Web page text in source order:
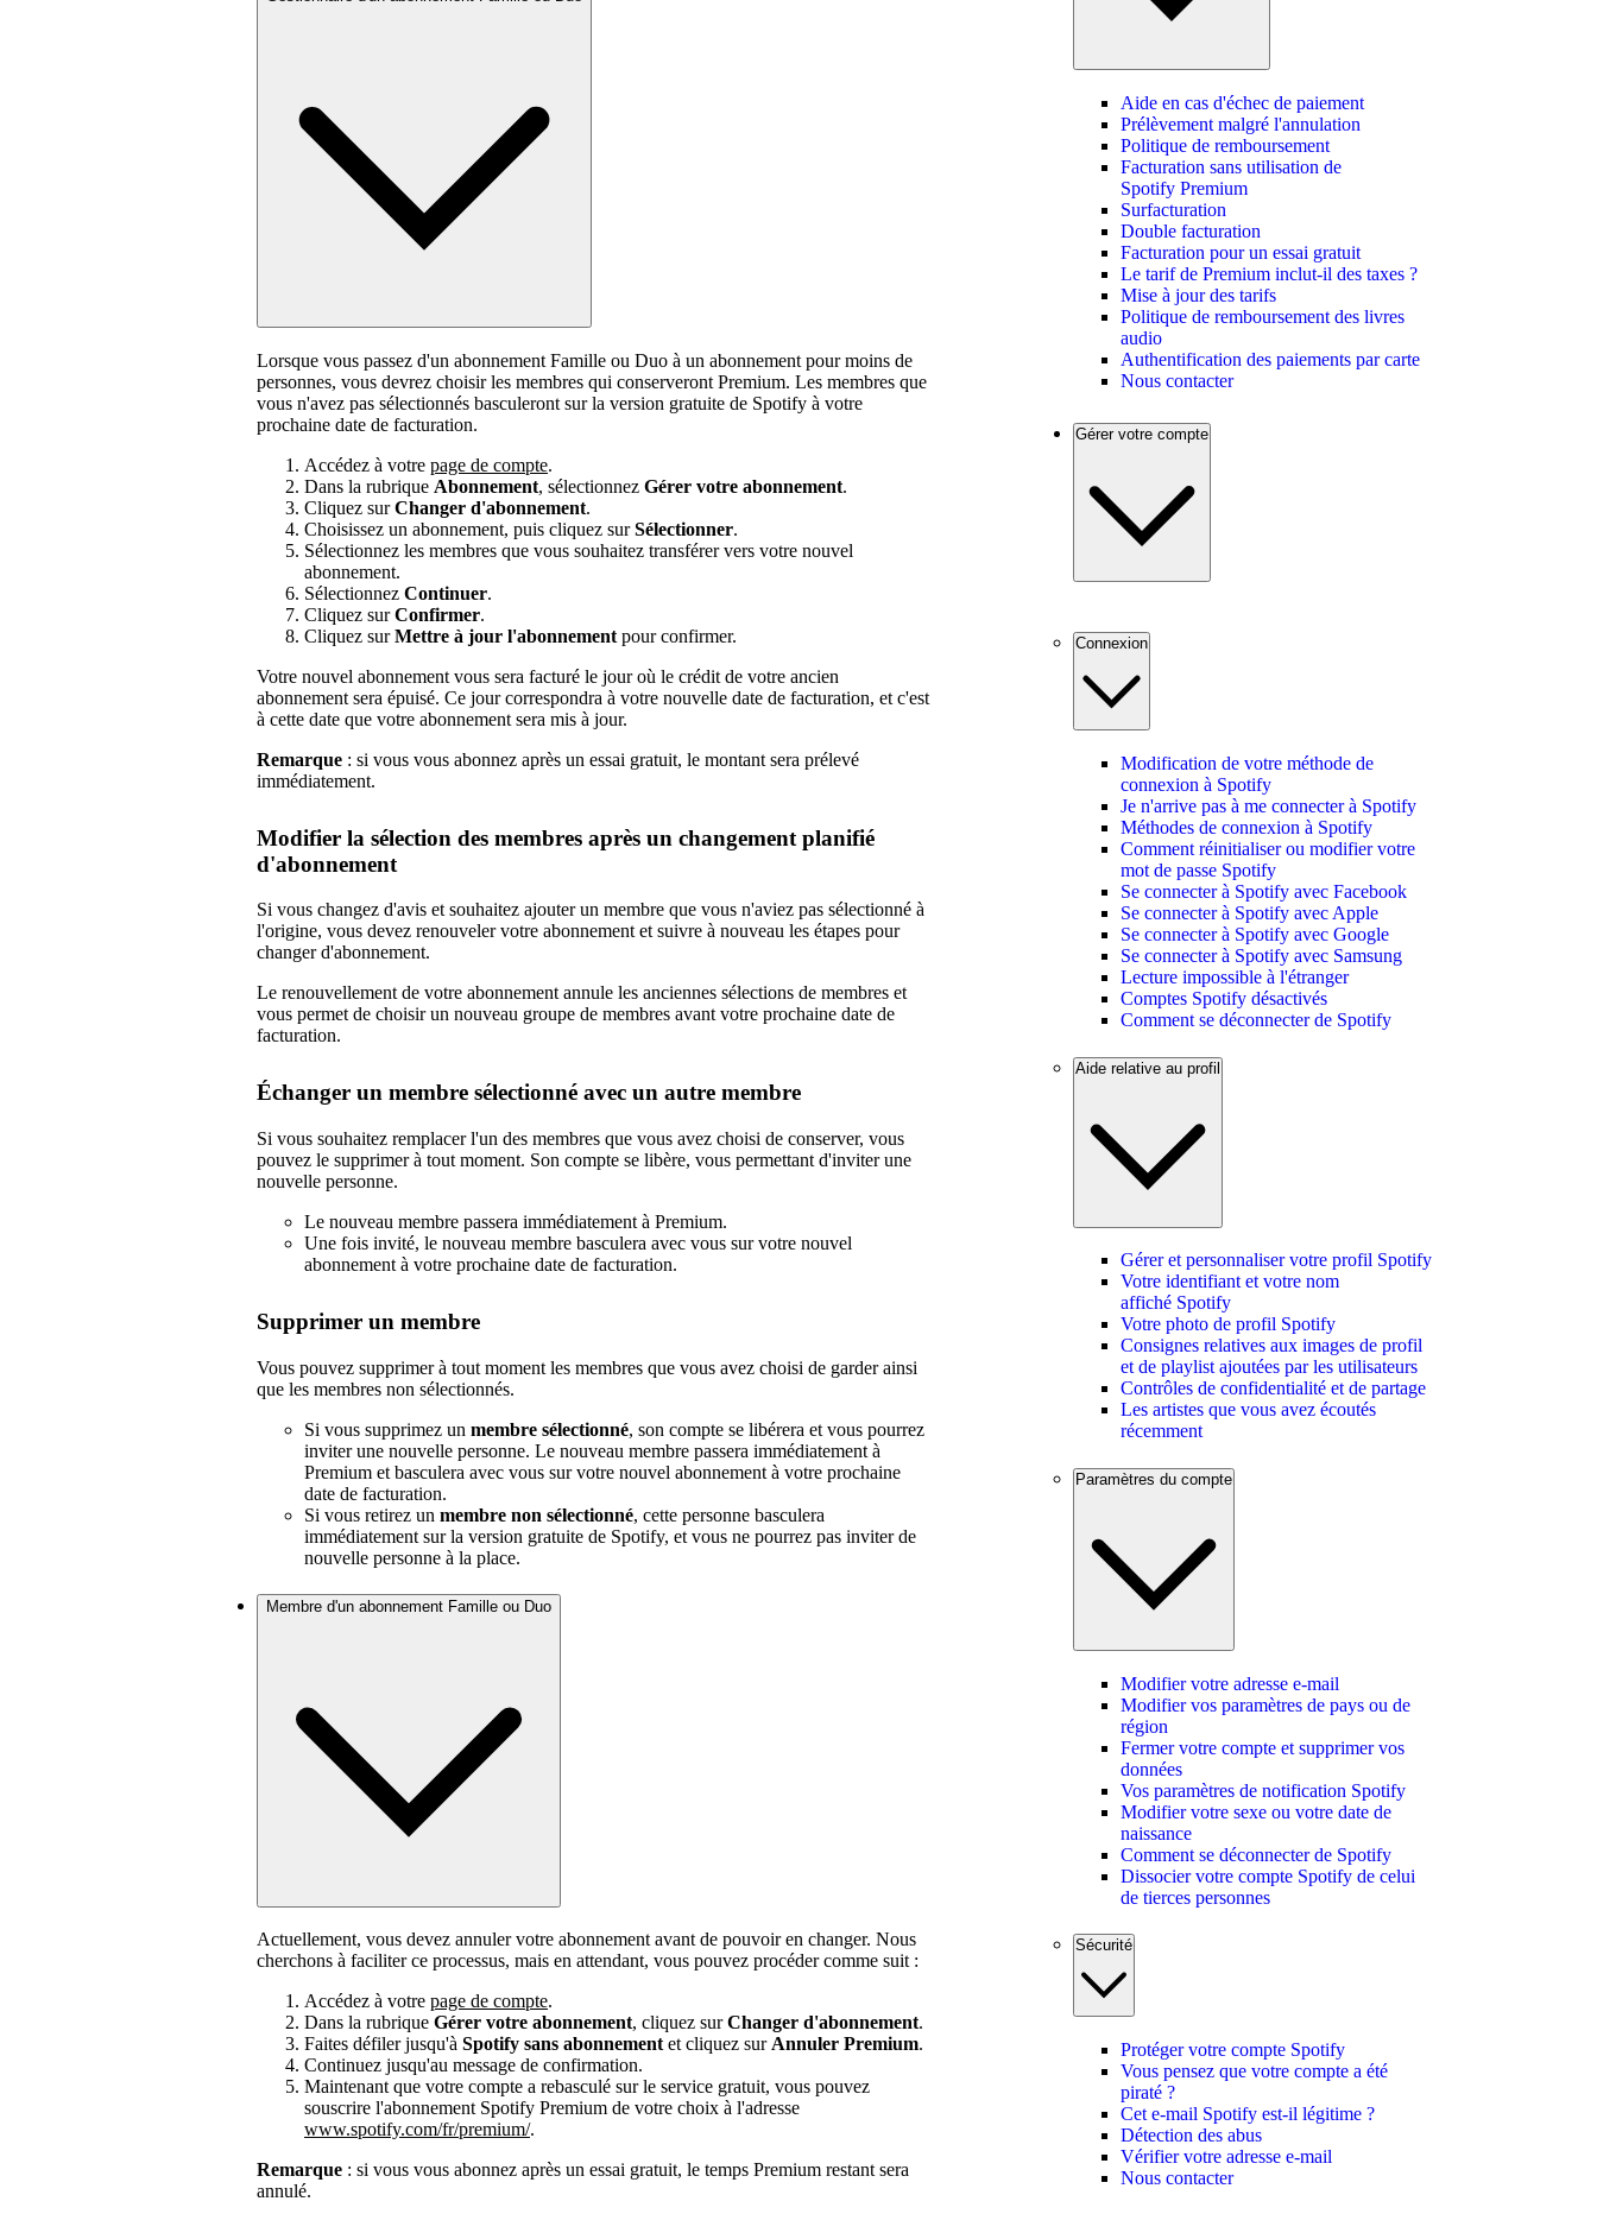
Lorsque vous passez d'un abonnement Famille ou Duo à un abonnement pour moins de
personnes, vous devrez choisir les membres qui conserveront Premium. Les membres que
vous n'avez pas sélectionnés basculeront sur la version gratuite de Spotify à votre
prochaine date de facturation.
Accédez à votre page de compte.
Dans la rubrique Abonnement, sélectionnez Gérer votre abonnement.
Cliquez surChanger d'abonnement.
Choisissez un abonnement, puis cliquez surSélectionner.
Sélectionnez les membres que vous souhaitez transférer vers votre nouvel
abonnement.
Sélectionnez Continuer.
Cliquez surConfirmer.
Cliquez surMettre à jour l'abonnement pour confirmer.
Votre nouvel abonnement vous sera facturé le jour où le crédit de votre ancien
abonnement sera épuisé. Ce jour correspondra à votre nouvelle date de facturation, et c'est
à cette date que votre abonnement sera mis à jour.
Remarque : si vous vous abonnez après un essai gratuit, le montant sera prélevé
immédiatement.
Modifier la sélection des membres après un changement planifié
d'abonnement
Si vous changez d'avis et souhaitez ajouter un membre que vous n'aviez pas sélectionné à
l'origine, vous devez renouveler votre abonnement et suivre à nouveau les étapes pour
changer d'abonnement.
Le renouvellement de votre abonnement annule les anciennes sélections de membres et
vous permet de choisir un nouveau groupe de membres avant votre prochaine date de
facturation.
Échanger un membre sélectionné avec un autre membre
Si vous souhaitez remplacer l'un des membres que vous avez choisi de conserver, vous
pouvez le supprimer à tout moment. Son compte se libère, vous permettant d'inviter une
nouvelle personne.
Le nouveau membre passera immédiatement à Premium.
Une fois invité, le nouveau membre basculera avec vous sur votre nouvel
abonnement à votre prochaine date de facturation.
Supprimer un membre
Vous pouvez supprimer à tout moment les membres que vous avez choisi de garder ainsi
que les membres non sélectionnés.
Si vous supprimez un membre sélectionné, son compte se libérera et vous pourrez
inviter une nouvelle personne. Le nouveau membre passera immédiatement à
Premium et basculera avec vous sur votre nouvel abonnement à votre prochaine
date de facturation.
Si vous retirez un membre non sélectionné, cette personne basculera
immédiatement sur la version gratuite de Spotify, et vous ne pourrez pas inviter de
nouvelle personne à la place.
Membre d'un abonnement Famille ou Duo
Actuellement, vous devez annuler votre abonnement avant de pouvoir en changer. Nous
cherchons à faciliter ce processus, mais en attendant, vous pouvez procéder comme suit :
Accédez à votre page de compte.
Dans la rubrique Gérer votre abonnement, cliquez surChanger d'abonnement.
Faites défiler jusqu'à Spotify sans abonnement et cliquez sur Annuler Premium.
Continuez jusqu'au message de confirmation.
Maintenant que votre compte a rebasculé sur le service gratuit, vous pouvez
souscrire l'abonnement Spotify Premium de votre choix à l'adresse
www.spotify.com/fr/premium/.
Remarque : si vous vous abonnez après un essai gratuit, le temps Premium restant sera
annulé.
Aide en cas d'échec de paiement
Prélèvement malgré l'annulation
Politique de remboursement
Facturation sans utilisation de
Spotify Premium
Surfacturation
Double facturation
Facturation pour un essai gratuit
Le tarif de Premium inclut-il des taxes ?
Mise à jour des tarifs
Politique de remboursement des livres
audio
Authentification des paiements par carte
Nous contacter
Gérer votre compte
Connexion
Modification de votre méthode de
connexion à Spotify
Je n'arrive pas à me connecter à Spotify
Méthodes de connexion à Spotify
Comment réinitialiser ou modifier votre
mot de passe Spotify
Se connecter à Spotify avec Facebook
Se connecter à Spotify avec Apple
Se connecter à Spotify avec Google
Se connecter à Spotify avec Samsung
Lecture impossible à l'étranger
Comptes Spotify désactivés
Comment se déconnecter de Spotify
Aide relative au profil
Gérer et personnaliser votre profil Spotify
Votre identifiant et votre nom
affiché Spotify
Votre photo de profil Spotify
Consignes relatives aux images de profil
et de playlist ajoutées par les utilisateurs
Contrôles de confidentialité et de partage
Les artistes que vous avez écoutés
récemment
Paramètres du compte
Modifier votre adresse e-mail
Modifier vos paramètres de pays ou de
région
Fermer votre compte et supprimer vos
données
Vos paramètres de notification Spotify
Modifier votre sexe ou votre date de
naissance
Comment se déconnecter de Spotify
Dissocier votre compte Spotify de celui
de tierces personnes
Sécurité
Protéger votre compte Spotify
Vous pensez que votre compte a été
piraté ?
Cet e-mail Spotify est-il légitime ?
Détection des abus
Vérifier votre adresse e-mail
Nous contacter